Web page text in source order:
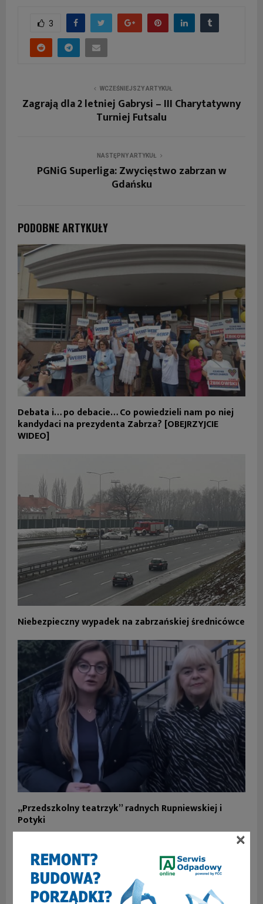
3
WCZEŚNIEJSZY ARTYKUŁ
Zagrają dla 2 letniej Gabrysi – III Charytatywny
Turniej Futsalu
NASTĘPNY ARTYKUŁ
PGNiG Superliga: Zwycięstwo zabrzan w
Gdańsku
PODOBNE ARTYKUŁY
Debata i… po debacie… Co powiedzieli nam po niej
kandydaci na prezydenta Zabrza? [OBEJRZYJCIE
WIDEO]
Niebezpieczny wypadek na zabrzańskiej średnicówce
„Przedszkolny teatrzyk” radnych Rupniewskiej i
Potyki
SKOMENTUJ
×